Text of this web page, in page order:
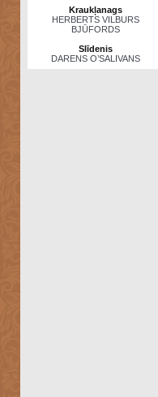
Kraukļanags
HERBERTS VILBURS
BJŪFORDS
Slīdenis
DARENS O’SALIVANS